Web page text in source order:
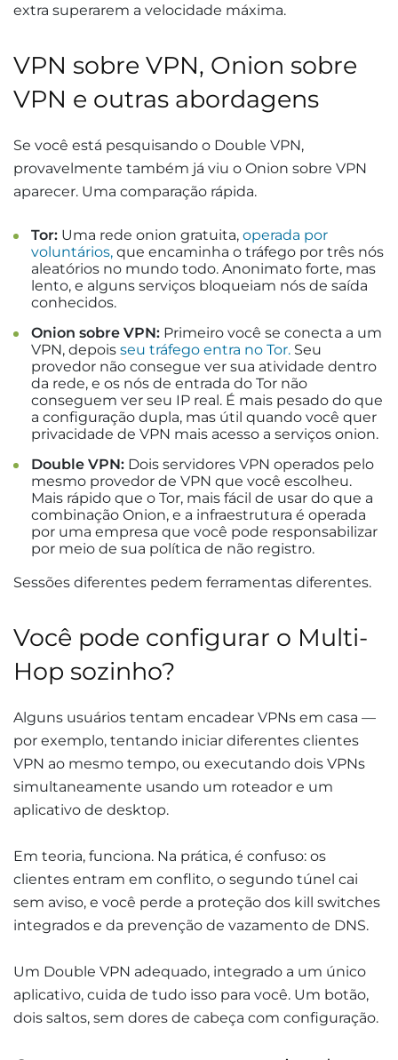
extra superarem a velocidade máxima.
VPN sobre VPN, Onion sobre
VPN e outras abordagens
Se você está pesquisando o Double VPN,
provavelmente também já viu o Onion sobre VPN
aparecer. Uma comparação rápida.
Tor: Uma rede onion gratuita, operada por
voluntários, que encaminha o tráfego por três nós
aleatórios no mundo todo. Anonimato forte, mas
lento, e alguns serviços bloqueiam nós de saída
conhecidos.
Onion sobre VPN: Primeiro você se conecta a um
VPN, depois seu tráfego entra no Tor. Seu
provedor não consegue ver sua atividade dentro
da rede, e os nós de entrada do Tor não
conseguem ver seu IP real. É mais pesado do que
a configuração dupla, mas útil quando você quer
privacidade de VPN mais acesso a serviços onion.
Double VPN: Dois servidores VPN operados pelo
mesmo provedor de VPN que você escolheu.
Mais rápido que o Tor, mais fácil de usar do que a
combinação Onion, e a infraestrutura é operada
por uma empresa que você pode responsabilizar
por meio de sua política de não registro.
Sessões diferentes pedem ferramentas diferentes.
Você pode configurar o Multi-
Hop sozinho?
Alguns usuários tentam encadear VPNs em casa —
por exemplo, tentando iniciar diferentes clientes
VPN ao mesmo tempo, ou executando dois VPNs
simultaneamente usando um roteador e um
aplicativo de desktop.
Em teoria, funciona. Na prática, é confuso: os
clientes entram em conflito, o segundo túnel cai
sem aviso, e você perde a proteção dos kill switches
integrados e da prevenção de vazamento de DNS.
Um Double VPN adequado, integrado a um único
aplicativo, cuida de tudo isso para você. Um botão,
dois saltos, sem dores de cabeça com configuração.